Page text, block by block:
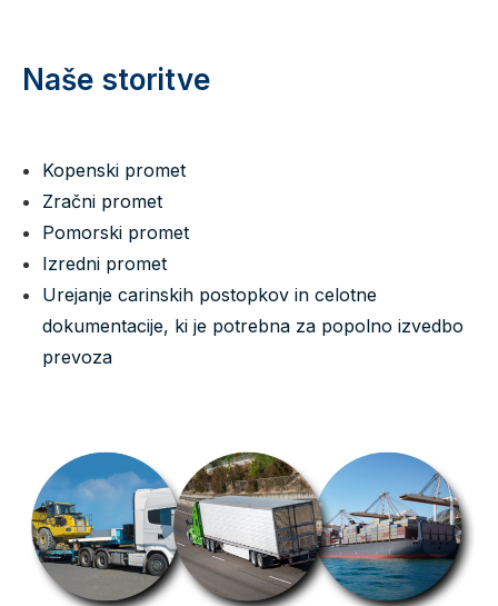
Naše storitve
Kopenski promet
Zračni promet
Pomorski promet
Izredni promet
Urejanje carinskih postopkov in celotne
dokumentacije, ki je potrebna za popolno izvedbo
prevoza